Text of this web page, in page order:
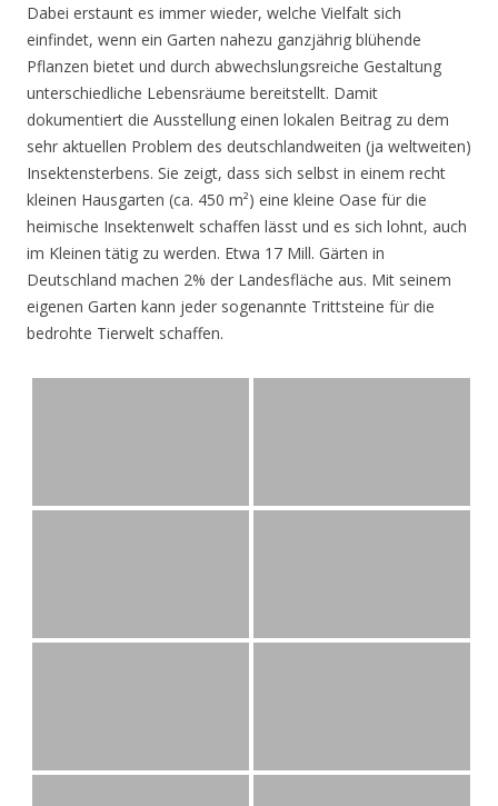
Dabei erstaunt es immer wieder, welche Vielfalt sich
einfindet, wenn ein Garten nahezu ganzjährig blühende
Pflanzen bietet und durch abwechslungsreiche Gestaltung
unterschiedliche Lebensräume bereitstellt. Damit
dokumentiert die Ausstellung einen lokalen Beitrag zu dem
sehr aktuellen Problem des deutschlandweiten (ja weltweiten)
Insektensterbens. Sie zeigt, dass sich selbst in einem recht
kleinen Hausgarten (ca. 450 m²) eine kleine Oase für die
heimische Insektenwelt schaffen lässt und es sich lohnt, auch
im Kleinen tätig zu werden. Etwa 17 Mill. Gärten in
Deutschland machen 2% der Landesfläche aus. Mit seinem
eigenen Garten kann jeder sogenannte Trittsteine für die
bedrohte Tierwelt schaffen.